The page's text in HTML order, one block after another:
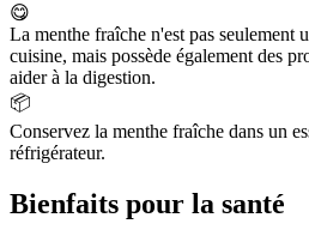
😋
La menthe fraîche n'est pas seulement
cuisine, mais possède également des
aider à la digestion.
📦
Conservez la menthe fraîche dans un
réfrigérateur.
Bienfaits pour la santé